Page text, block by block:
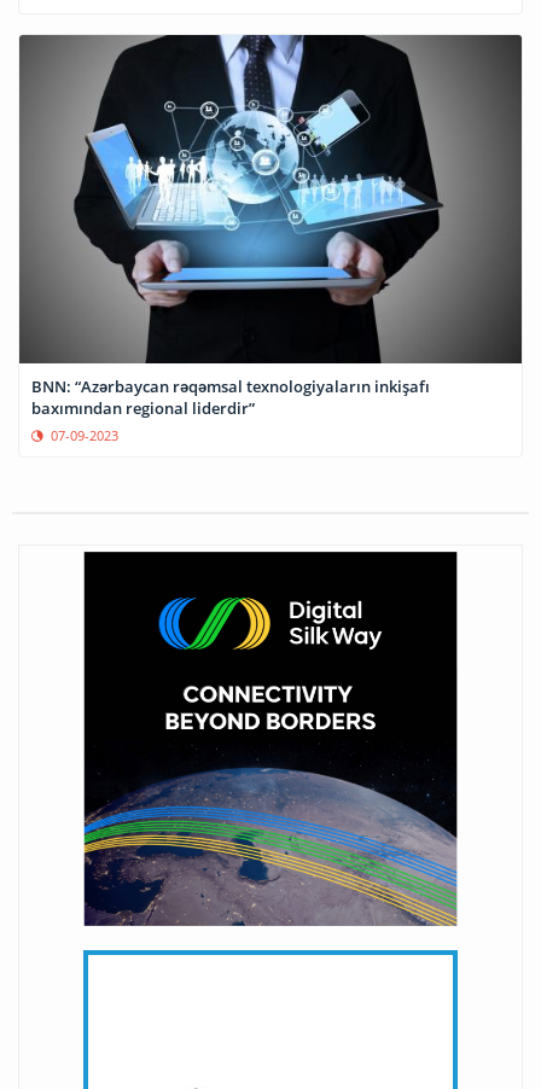
BNN: “Azərbaycan rəqəmsal texnologiyaların inkişafı
baxımından regional liderdir”
07-09-2023